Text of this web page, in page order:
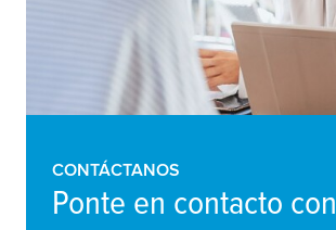
CONTÁCTANOS
Ponte en contacto con